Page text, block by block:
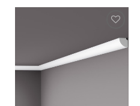
Legg til